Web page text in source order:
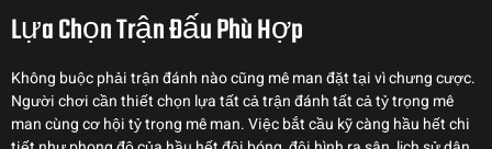
Lựa Chọn Trận Đấu Phù Hợp
Không buộc phải trận đánh nào cũng mê man đặt tại vì chưng cược.
Người chơi cần thiết chọn lựa tất cả trận đánh tất cả tỷ trọng mê
man cùng cơ hội tỷ trọng mê man. Việc bắt cầu kỹ càng hầu hết chi